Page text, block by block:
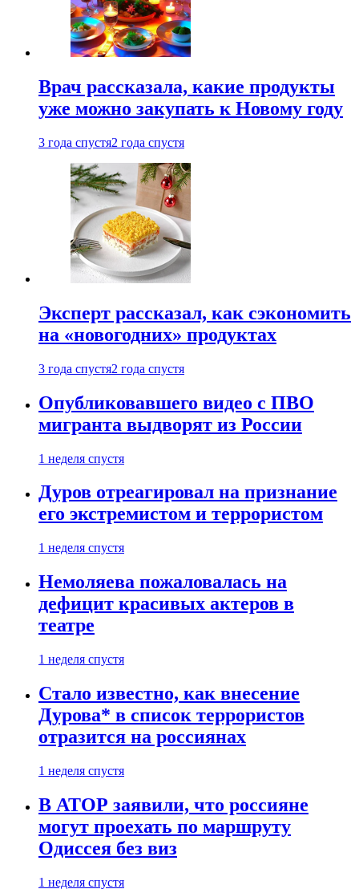
Врач рассказала, какие продукты
уже можно закупать к Новому году
3 года спустя2 года спустя
Эксперт рассказал, как сэкономить
на «новогодних» продуктах
3 года спустя2 года спустя
Опубликовавшего видео с ПВО
мигранта выдворят из России
1 неделя спустя
Дуров отреагировал на признание
его экстремистом и террористом
1 неделя спустя
Немоляева пожаловалась на
дефицит красивых актеров в
театре
1 неделя спустя
Стало известно, как внесение
Дурова* в список террористов
отразится на россиянах
1 неделя спустя
В АТОР заявили, что россияне
могут проехать по маршруту
Одиссея без виз
1 неделя спустя